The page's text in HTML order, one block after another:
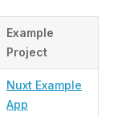
Example
Project
Nuxt Example
App